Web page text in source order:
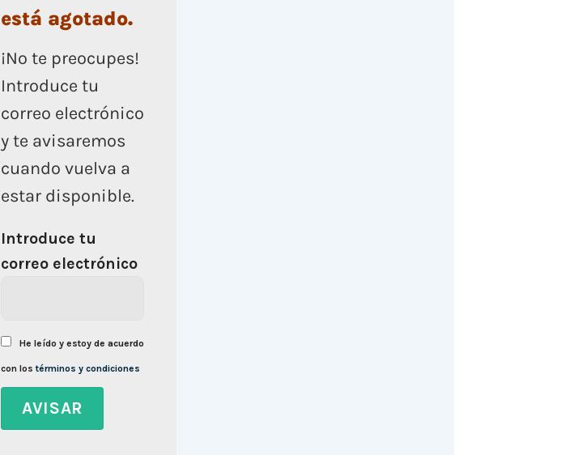
está agotado.
¡No te preocupes!
Introduce tu
correo electrónico
y te avisaremos
cuando vuelva a
estar disponible.
Introduce tu
correo electrónico
He leído y estoy de acuerdo
con lostérminos y condiciones